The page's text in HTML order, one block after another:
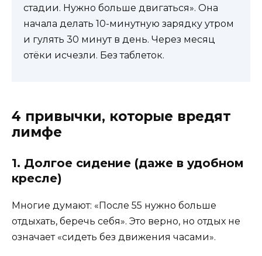
стадии. Нужно больше двигаться». Она
начала делать 10-минутную зарядку утром
и гулять 30 минут в день. Через месяц
отёки исчезли. Без таблеток.
4 привычки, которые вредят
лимфе
1. Долгое сидение (даже в удобном
кресле)
Многие думают: «После 55 нужно больше
отдыхать, беречь себя». Это верно, но отдых не
означает «сидеть без движения часами».